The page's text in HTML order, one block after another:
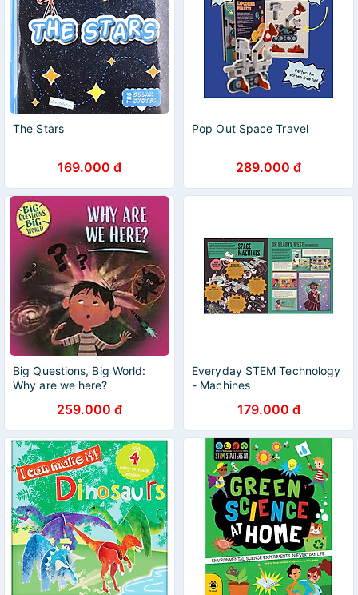
The Stars
169.000 đ
Pop Out Space Travel
289.000 đ
Big Questions, Big World:
Why are we here?
259.000 đ
Everyday STEM Technology
- Machines
179.000 đ